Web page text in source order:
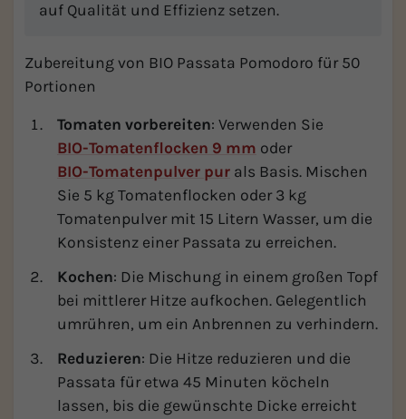
auf Qualität und Effizienz setzen.
Zubereitung von BIO Passata Pomodoro für 50
Portionen
Tomaten vorbereiten: Verwenden Sie
BIO-Tomatenflocken 9 mm oder
BIO-Tomatenpulver pur als Basis. Mischen
Sie 5 kg Tomatenflocken oder 3 kg
Tomatenpulver mit 15 Litern Wasser, um die
Konsistenz einer Passata zu erreichen.
Kochen: Die Mischung in einem großen Topf
bei mittlerer Hitze aufkochen. Gelegentlich
umrühren, um ein Anbrennen zu verhindern.
Reduzieren: Die Hitze reduzieren und die
Passata für etwa 45 Minuten köcheln
lassen, bis die gewünschte Dicke erreicht